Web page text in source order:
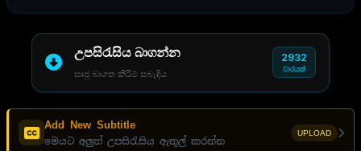
උපසිරැසිය බාගන්න
සෘජු බාගත කිරීම් සබැඳිය
2932
වාරයක්
Add New Subtitle
මෙයට අලුත් උපසිරැසිය ඇතුල් කරන්න
UPLOAD